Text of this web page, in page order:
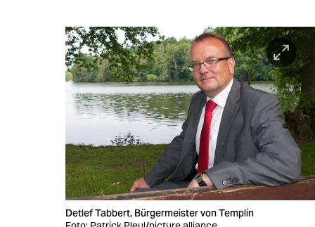
Detlef Tabbert, Bürgermeister von Templin